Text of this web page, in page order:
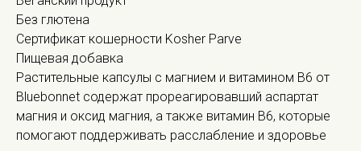
Без глютена
Сертификат кошерности Kosher Parve
Пищевая добавка
Растительные капсулы с магнием и витамином B6 от
Bluebonnet содержат прореагировавший аспартат
магния и оксид магния, а также витамин B6, которые
помогают поддерживать расслабление и здоровье